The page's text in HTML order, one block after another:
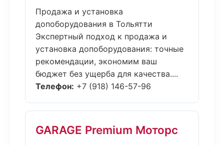
Продажа и установка
допоборудования в Тольятти
Экспертный подход к продажа и
установка допоборудования: точные
рекомендации, экономим ваш
бюджет без ущерба для качества....
Телефон: +7 (918) 146-57-96
GARAGE Premium Моторс